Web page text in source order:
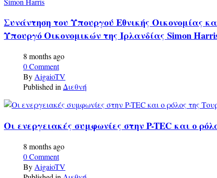
Συνάντηση του Υπουργού Εθνικής Οικονομίας
Υπουργό Οικονομικών της Ιρλανδίας Simon
8 months ago
0 Comment
By AigaioTV
Published in Διεθνή
Οι ενεργειακές συμφωνίες στην P-TEC και ο
8 months ago
0 Comment
By AigaioTV